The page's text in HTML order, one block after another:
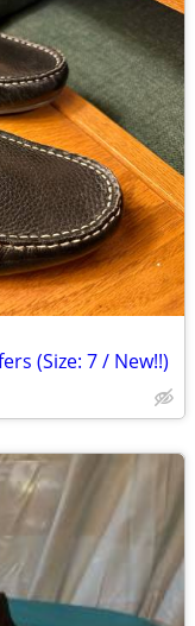
(Size: 7 / New!!)